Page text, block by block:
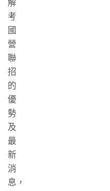
解
考
國
營
聯
招
的
優
勢
及
最
新
消
息，